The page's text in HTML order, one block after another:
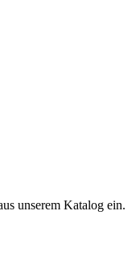
unserem Katalog ein.